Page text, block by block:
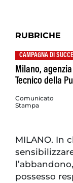
RUBRICHE
CAMPAGNA DI
Milano,
Tecnico della
Comunicato
Stampa
MILANO. In
possesso